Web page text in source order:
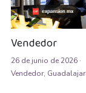
Asesor
Asesor
Vendedor
26 de junio de 2026·
Vendedor,